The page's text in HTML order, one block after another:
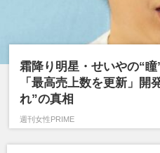
霜降り明星・せいやの“
「最高売上数を更新」開
れ”の真相
週刊女性PRIME